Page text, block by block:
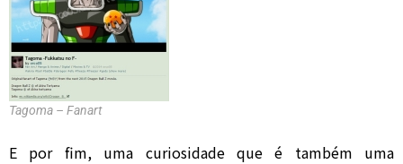
Tagoma – Fanart
E por fim, uma curiosidade que é também uma